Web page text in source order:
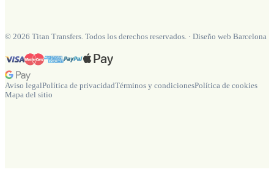
© 2026 Titan Transfers. Todos los derechos reservados. · Diseño web Barcelona
Aviso legalPolítica de privacidadTérminos y condicionesPolítica de cookies
Mapa del sitio